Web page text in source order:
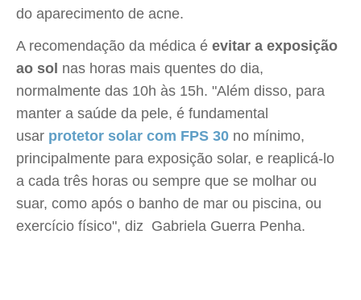
do aparecimento de acne.
A recomendação da médica é evitar a exposição
ao sol nas horas mais quentes do dia,
normalmente das 10h às 15h. "Além disso, para
manter a saúde da pele, é fundamental
usar protetor solar com FPS 30 no mínimo,
principalmente para exposição solar, e reaplicá-lo
a cada três horas ou sempre que se molhar ou
suar, como após o banho de mar ou piscina, ou
exercício físico", diz Gabriela Guerra Penha.